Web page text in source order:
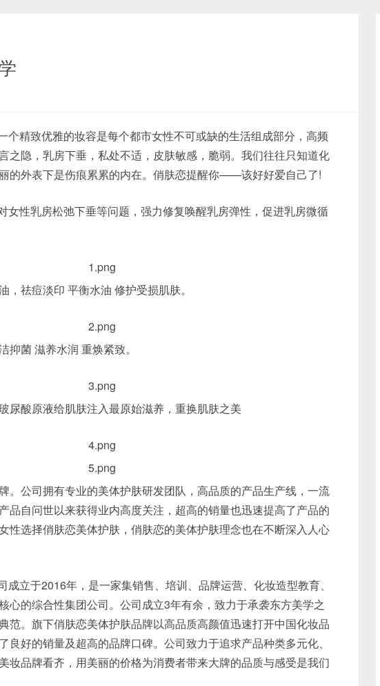
个精致优雅的妆容是每个都市女性不可或缺的生活组成部分，高频
之隐，乳房下垂，私处不适，皮肤敏感，脆弱。我们往往只知道化
的外表下是伤痕累累的内在。俏肤恋提醒你——该好好爱自己了!
女性乳房松弛下垂等问题，强力修复唤醒乳房弹性，促进乳房微循
祛痘淡印 平衡水油 修护受损肌肤。
菌 滋养水润 重焕紧致。
酸原液给肌肤注入最原始滋养，重换肌肤之美
公司拥有专业的美体护肤研发团队，高品质的产品生产线，一流
品自问世以来获得业内高度关注，超高的销量也迅速提高了产品的
性选择俏肤恋美体护肤，俏肤恋的美体护肤理念也在不断深入人心
成立于2016年，是一家集销售、培训、品牌运营、化妆造型教育、
心的综合性集团公司。公司成立3年有余，致力于承袭东方美学之
范。旗下俏肤恋美体护肤品牌以高品质高颜值迅速打开中国化妆品
良好的销量及超高的品牌口碑。公司致力于追求产品种类多元化、
妆品牌看齐，用美丽的价格为消费者带来大牌的品质与感受是我们